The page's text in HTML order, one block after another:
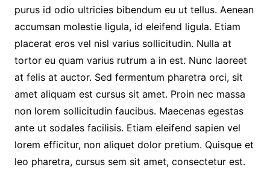
purus id odio ultricies bibendum eu ut tellus. Aenean
accumsan molestie ligula, id eleifend ligula. Etiam
placerat eros vel nisl varius sollicitudin. Nulla at
tortor eu quam varius rutrum a in est. Nunc laoreet
at felis at auctor. Sed fermentum pharetra orci, sit
amet aliquam est cursus sit amet. Proin nec massa
non lorem sollicitudin faucibus. Maecenas egestas
ante ut sodales facilisis. Etiam eleifend sapien vel
lorem efficitur, non aliquet dolor pretium. Quisque et
leo pharetra, cursus sem sit amet, consectetur est.